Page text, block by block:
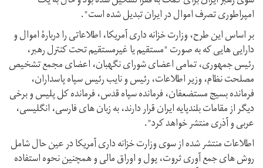
امپراطوری تصرف اموال در ایران تبدیل شده است".
بر اساس این طرح، وزارت خزانه داری آمریکا، اطلاعاتی را دربارۀ اموال و
دارایی هایی که به صورت "مستقیم یا غیرمستقیم تحت کنترل رهبر،
رئیس جمهوری، تمامی اعضای شورای نگهبان، اعضای مجمع تشخیص
مصلحت نظام، وزیر اطلاعات، رئیس و نایب رئیس سپاه پاسداران،
فرمانده بسیج مستضعفان، فرمانده سپاه قدس، فرمانده کل پلیس و برخی
دیگر از مقامات بلندپایه ایران قرار دارند، به زبان های فارسی، انگلیسی،
عربی و آذری منتشر خواهد کرد".
اطلاعات منتشر شده از سوی وزارت خزانه داری آمریکا در عین حال شامل
روش های جمع آوری ثروت، پول و اوراق مالی و همچنین نحوه استفاده